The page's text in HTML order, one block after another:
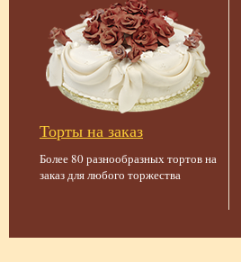
Торты на заказ
Более 80 разнообразных тортов на
заказ для любого торжества